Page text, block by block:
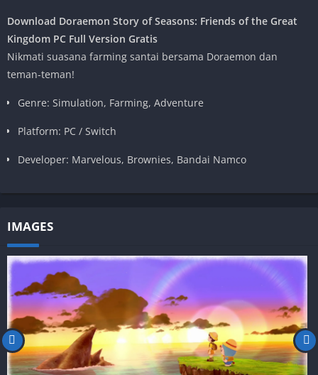
Download Doraemon Story of Seasons: Friends of the Great
Kingdom PC Full Version Gratis
Nikmati suasana farming santai bersama Doraemon dan
teman-teman!
Genre: Simulation, Farming, Adventure
Platform: PC / Switch
Developer: Marvelous, Brownies, Bandai Namco
IMAGES